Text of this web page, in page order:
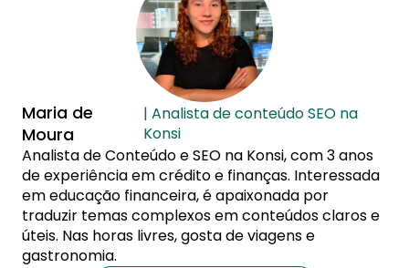
Maria de
Moura
| Analista de conteúdo SEO na
Konsi
Analista de Conteúdo e SEO na Konsi, com 3 anos
de experiência em crédito e finanças. Interessada
em educação financeira, é apaixonada por
traduzir temas complexos em conteúdos claros e
úteis. Nas horas livres, gosta de viagens e
gastronomia.